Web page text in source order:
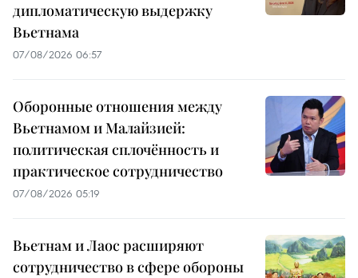
дипломатическую выдержку
Вьетнама
07/08/2026 06:57
Оборонные отношения между
Вьетнамом и Малайзией:
политическая сплочённость и
практическое сотрудничество
07/08/2026 05:19
Вьетнам и Лаос расширяют
сотрудничество в сфере обороны